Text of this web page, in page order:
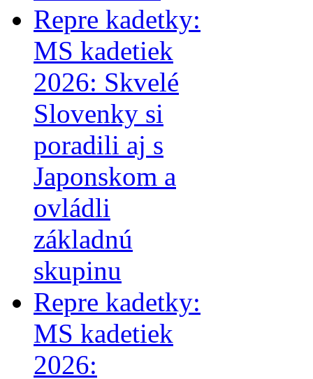
Repre kadetky:
MS kadetiek
2026: Skvelé
Slovenky si
poradili aj s
Japonskom a
ovládli
základnú
skupinu
Repre kadetky:
MS kadetiek
2026: